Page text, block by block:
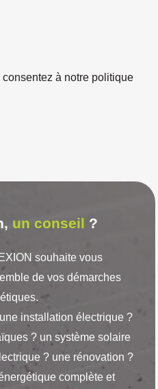
à notre politique
un conseil ?
souhaite vous
de vos démarches
installation électrique ?
? un système solaire
? une rénovation ?
complète et